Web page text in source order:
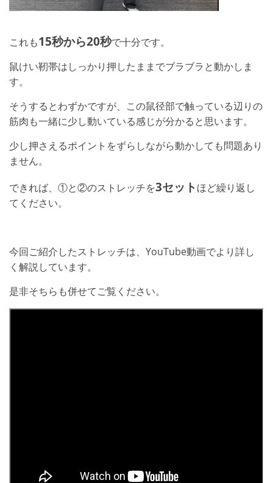
これも15秒から20秒で十分です。
鼠けい靭帯はしっかり押したままでブラブラと動かしま
す。
そうするとわずかですが、この鼠径部で触っている辺りの
筋肉も一緒に少し動いている感じが分かると思います。
少し押さえるポイントをずらしながら動かしても問題あり
ません。
できれば、①と②のストレッチを3セットほど繰り返し
てください。
今回ご紹介したストレッチは、YouTube動画でより詳し
く解説しています。
是非そちらも併せてご覧ください。